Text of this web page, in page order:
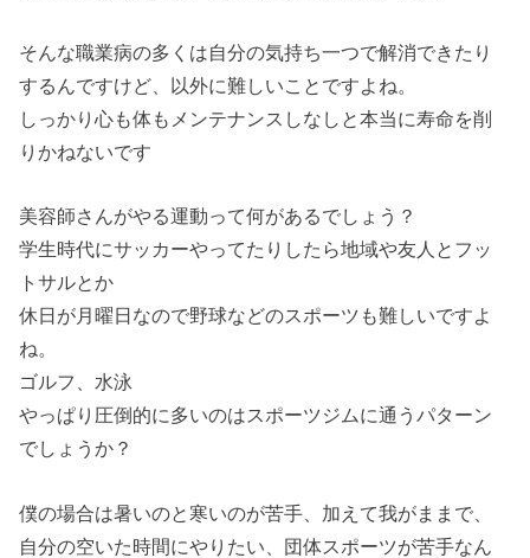
そんな職業病の多くは自分の気持ち一つで解消できたり
するんですけど、以外に難しいことですよね。
しっかり心も体もメンテナンスしなしと本当に寿命を削
りかねないです
美容師さんがやる運動って何があるでしょう？
学生時代にサッカーやってたりしたら地域や友人とフッ
トサルとか
休日が月曜日なので野球などのスポーツも難しいですよ
ね。
ゴルフ、水泳
やっぱり圧倒的に多いのはスポーツジムに通うパターン
でしょうか？
僕の場合は暑いのと寒いのが苦手、加えて我がままで、
自分の空いた時間にやりたい、団体スポーツが苦手なん